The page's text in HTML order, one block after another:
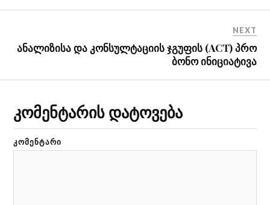
NEXT
ანალიზისა და კონსულტაციის ჯგუფის (ACT) პრო
ბონო ინიციატივა
კომენტარის დატოვება
ᲙᲝᲛᲔᲜᲢᲐᲠᲘ